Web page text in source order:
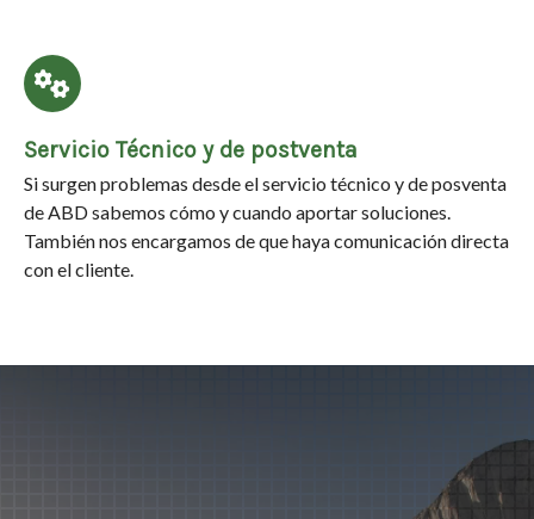
Servicio Técnico y de postventa
Si surgen problemas desde el servicio técnico y de posventa
de ABD sabemos cómo y cuando aportar soluciones.
También nos encargamos de que haya comunicación directa
con el cliente.